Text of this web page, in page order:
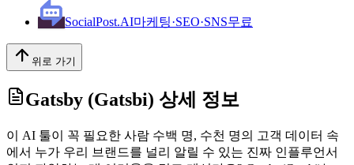
SocialPost.AI마케팅·SEO·SNS무료
위로 가기
Gatsby (Gatsbi) 상세 정보
이 AI 툴이 꼭 필요한 사람 수백 명, 수천 명의 고객 데이터 속
에서 누가 우리 브랜드를 널리 알릴 수 있는 진짜 인플루언서